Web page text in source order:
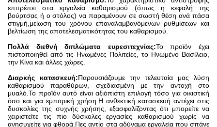
επιτρέπει στα εργαλεία καθαρισμού (όπως η κεφαλή της
βούρτσας ή ο στόλος) να παραμένουν σε σωστή θέση ανά πάσα
στιγμή,μείωση του χρόνου επαναλαμβανόμενων ρυθμίσεων και
βελτίωση της αποτελεσματικότητας του καθαρισμού.
Πολλά διεθνή διπλώματα ευρεσιτεχνίας:Το προϊόν έχει
πιστοποιηθεί από τις Ηνωμένες Πολιτείες, το Ηνωμένο Βασίλειο,
την Κίνα και άλλες χώρες.
Διαρκής κατασκευή:Παρουσιάζουμε την τελευταία μας λύση
καθαρισμού παραθύρων, σχεδιασμένη με την αντοχή στο
μυαλό.Το προϊόν αυτό είναι αξιόπιστη επιλογή τόσο για οικιστική
όσο και για εμπορική χρήση.Η ανθεκτική κατασκευή αντέχει στις
δυσκολίες της συχνής χρήσης, εξασφαλίζοντας ότι μπορείτε να
χειριστείτε τις πιο δύσκολες εργασίες καθαρισμού χωρίς να
ανησυχείτε για φθορά.Πες αντίο στα αδύναμα εργαλεία που σπάνε